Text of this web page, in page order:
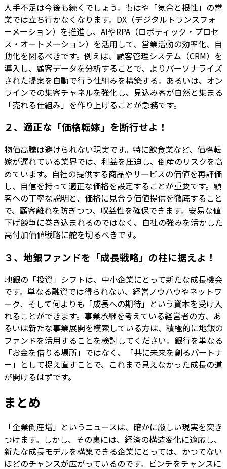
人手不足は今後も続くでしょう。もはや「気合と根性」の営
業では立ち行かなくなります。DX（デジタルトランスフォ
ーメーション）を推進し、AIやRPA（ロボティック・プロセ
ス・オートメーション）を活用して、営業活動の効率化、自
動化を図るべきです。例えば、顧客管理システム（CRM）を
導入し、顧客データを分析することで、よりパーソナライズ
された提案を自動で行う仕組みを構築する。あるいは、オン
ラインでの集客チャネルを強化し、見込み客が自然と集まる
「売れる仕組み」を作り上げることが急務です。
２、適正な「価格転嫁」を断行せよ！
物価高騰は避けられない現実です。特に飲食業など、価格転
嫁が遅れている業界では、利益を圧迫し、倒産のリスクを高
めています。自社の提供する商品やサービスの価値を再評価
し、自信を持って適正な価格を設定することが重要です。顧
客への丁寧な説明と、価格に見合う価値提供を徹底すること
で、顧客離れを防ぎつつ、収益性を確保できます。安易な値
下げ競争に巻き込まれるのではなく、自社の強みを活かした
高付加価値戦略に舵を切るべきです。
３、地銀ファンドを「成長戦略」の柱に据えよ！
地銀の「投資」シフトは、中小企業にとって新たな成長機会
です。単なる融資では得られない、経営ノウハウやネットワ
ーク、そして何よりも「成長への期待」という資本を受け入
れることができます。事業承継を考えている経営者の方、あ
るいは新たな事業展開を模索している方は、積極的に地銀の
ファンドを活用することを検討してください。銀行を単なる
「お金を借りる場所」ではなく、「共に未来を創るパートナ
ー」として捉え直すことで、これまで見えなかった成長の道
が開けるはずです。
まとめ
「企業倒産増」というニュースは、確かに厳しい現実を突き
つけます。しかし、その裏には、経済の構造変化に適応し、
新たな成長モデルを構築できる企業にとっては、かつてない
ほどのチャンスが広がっているのです。ピンチをチャンスに